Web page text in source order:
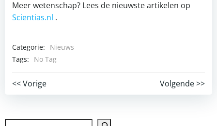
Meer wetenschap? Lees de nieuwste artikelen op
Scientias.nl .
Categorie:
Nieuws
Tags:
No Tag
Post
navigation
<< Vorige
Post
navigation
Volgende >>